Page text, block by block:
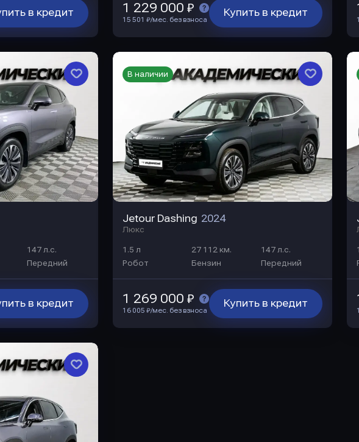
в кредит Купить в кредит
1 229 000 ₽
15 501 ₽/мес. без взноса
147 л.с.
Передний
в кредит
Jetour Dashing 2024
Люкс
1.5 л 27 112 км.
147 л.с.
Робот
Бензин Передний
В наличии
Купить в кредит
1 269 000 ₽
16 005 ₽/мес. без взноса